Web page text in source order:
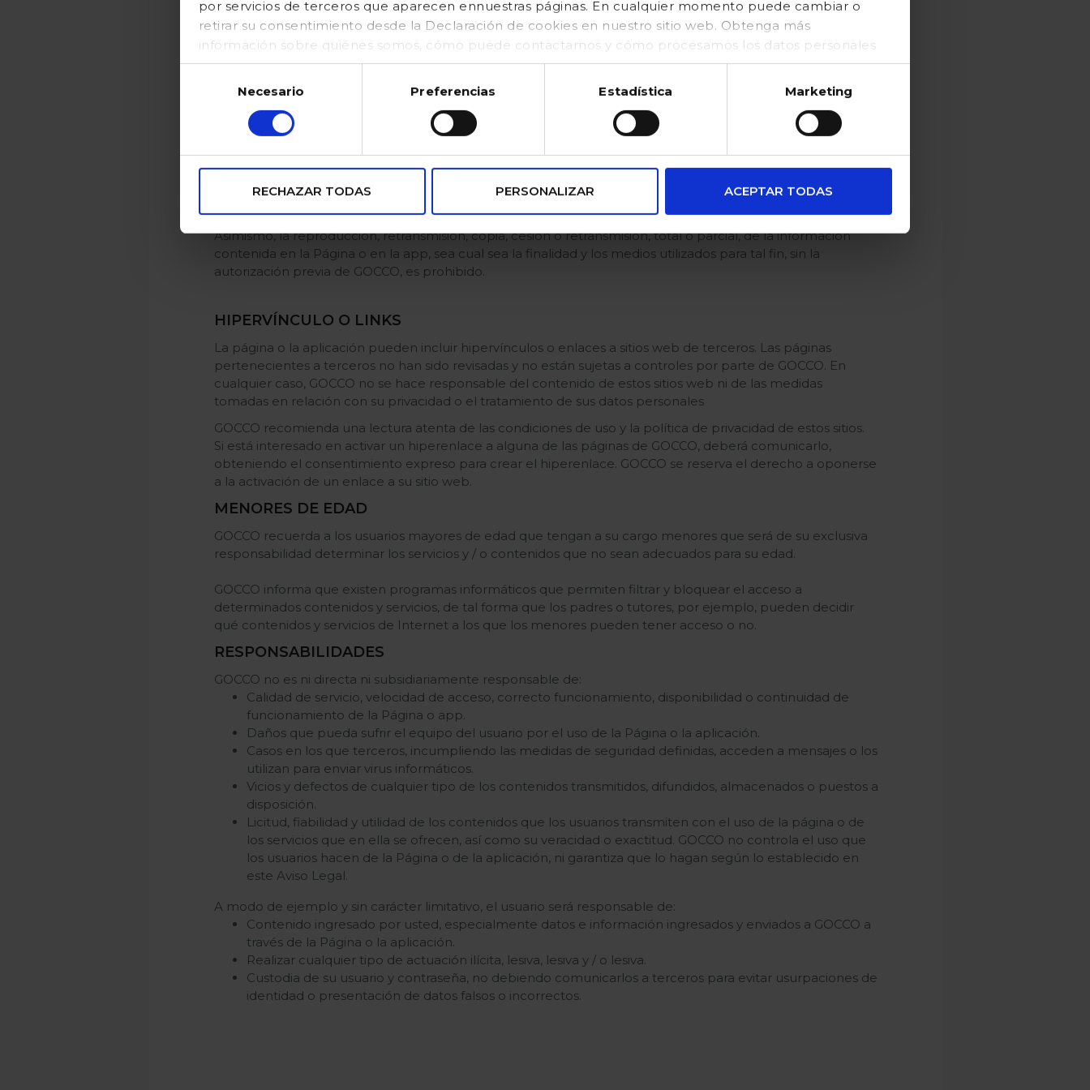
por servicios de terceros que aparecen ennuestras páginas. En cualquier momento puede cambiar o
retirar su consentimiento desde la Declaración de cookies en nuestro sitio web. Obtenga más
información sobre quiénes somos, cómo puede contactarnos y cómo procesamos los datos personales
en nuestraPolítica de cookies (https://www.gocco.es/cookies-policy.html)
consentimiento
Necesario Preferencias Estadística Marketing
RECHAZAR TODAS PERSONALIZAR ACEPTAR TODAS
su código de programación.
PROPRIEDAD INTELECTUAL E INDUSTRIAL
combinaciones de colores, así como la estructura, selección, ordenamiento y presentación de su contenido,
están protegidos por las leyes de Propiedad Intelectual e Industrial, Queda prohibida la reproducción,
distribución, comunicación pública y transformación, excepto para uso personal y privado.
GOCCO no garantiza que los contenidos sean precisos o estén libres de error o que la libre utilización de los
mismos por parte del usuario no vulnere derechos de terceros. El buen o mal uso de esta página y su
contenido es responsabilidad del usuario.
Asimismo, la reproducción, retransmisión, copia, cesión o retransmisión, total o parcial, de la información
contenida en la Página o en la app, sea cual sea la finalidad y los medios utilizados para tal fin, sin la
autorización previa de GOCCO, es prohibido.
HIPERVÍNCULO O LINKS
La página o la aplicación pueden incluir hipervínculos o enlaces a sitios web de terceros. Las páginas
pertenecientes a terceros no han sido revisadas y no están sujetas a controles por parte de GOCCO. En
cualquier caso, GOCCO no se hace responsable del contenido de estos sitios web ni de las medidas
tomadas en relación con su privacidad o el tratamiento de sus datos personales
GOCCO recomienda una lectura atenta de las condiciones de uso y la política de privacidad de estos sitios.
Si está interesado en activar un hiperenlace a alguna de las páginas de GOCCO, deberá comunicarlo,
obteniendo el consentimiento expreso para crear el hiperenlace. GOCCO se reserva el derecho a oponerse
a la activación de un enlace a su sitio web.
MENORES DE EDAD
GOCCO recuerda a los usuarios mayores de edad que tengan a su cargo menores que será de su exclusiva
responsabilidad determinar los servicios y / o contenidos que no sean adecuados para su edad.
GOCCO informa que existen programas informáticos que permiten filtrar y bloquear el acceso a
determinados contenidos y servicios, de tal forma que los padres o tutores, por ejemplo, pueden decidir
qué contenidos y servicios de Internet a los que los menores pueden tener acceso o no.
RESPONSABILIDADES
GOCCO no es ni directa ni subsidiariamente responsable de:
Calidad de servicio, velocidad de acceso, correcto funcionamiento, disponibilidad o continuidad de
funcionamiento de la Página o app.
Daños que pueda sufrir el equipo del usuario por el uso de la Página o la aplicación.
Casos en los que terceros, incumpliendo las medidas de seguridad definidas, acceden a mensajes o los
utilizan para enviar virus informáticos.
Vicios y defectos de cualquier tipo de los contenidos transmitidos, difundidos, almacenados o puestos a
disposición.
Licitud, fiabilidad y utilidad de los contenidos que los usuarios transmiten con el uso de la página o de
los servicios que en ella se ofrecen, así como su veracidad o exactitud. GOCCO no controla el uso que
los usuarios hacen de la Página o de la aplicación, ni garantiza que lo hagan según lo establecido en
este Aviso Legal.
A modo de ejemplo y sin carácter limitativo, el usuario será responsable de:
Contenido ingresado por usted, especialmente datos e información ingresados ​​y enviados a GOCCO a
través de la Página o la aplicación.
Realizar cualquier tipo de actuación ilícita, lesiva, lesiva y / o lesiva.
Custodia de su usuario y contraseña, no debiendo comunicarlos a terceros para evitar usurpaciones de
identidad o presentación de datos falsos o incorrectos.